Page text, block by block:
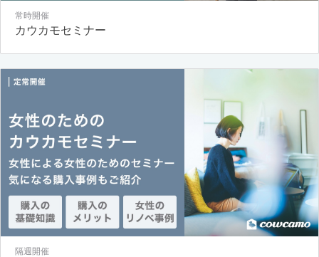
常時開催
カウカモセミナー
隔週開催